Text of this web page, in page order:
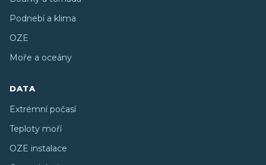
Podnebí a klima
OZE
Moře a oceány
DATA
Extrémní počasí
Teploty moří
OZE instalace